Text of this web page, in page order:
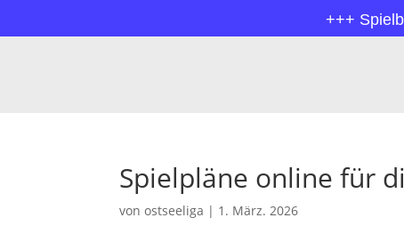
+++
Spielpläne online für
vonostseeliga | 1. März. 2026